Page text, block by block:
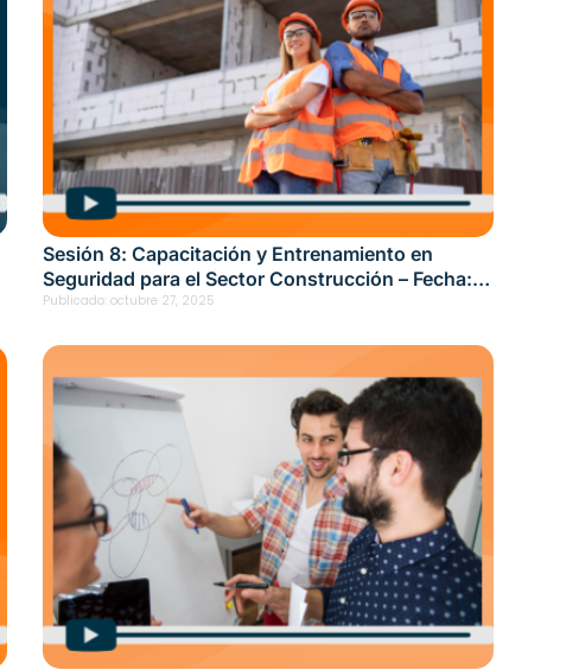
Sesión 8: Capacitación y Entrenamiento en
Seguridad para el Sector Construcción – Fecha:
octubre 21, 2025
Publicado: octubre 27, 2025